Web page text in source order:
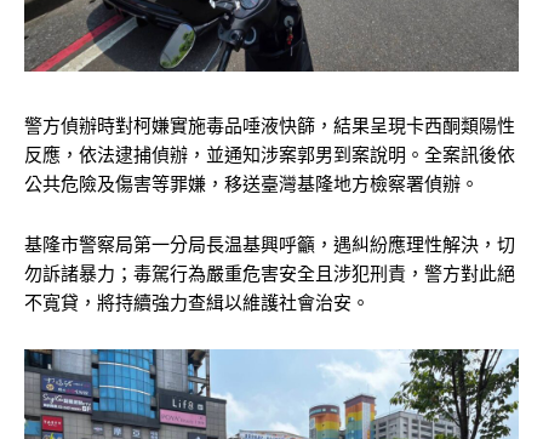
警方偵辦時對柯嫌實施毒品唾液快篩，結果呈現卡西酮類陽性
反應，依法逮捕偵辦，並通知涉案郭男到案說明。全案訊後依
公共危險及傷害等罪嫌，移送臺灣基隆地方檢察署偵辦。
基隆市警察局第一分局長温基興呼籲，遇糾紛應理性解決，切
勿訴諸暴力；毒駕行為嚴重危害安全且涉犯刑責，警方對此絕
不寬貸，將持續強力查緝以維護社會治安。